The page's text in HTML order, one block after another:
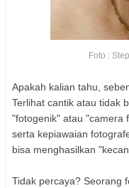
Foto :
Apakah kalian tahu,
Terlihat cantik atau tidak
"fotogenik" atau "camera
serta kepiawaian
bisa menghasilkan
Tidak percaya? Seorang